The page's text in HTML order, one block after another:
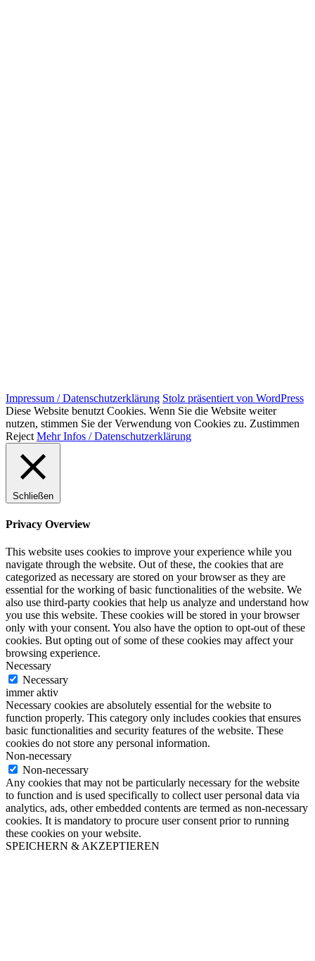
Impressum / Datenschutzerklärung Stolz präsentiert von WordPress
Diese Website benutzt Cookies. Wenn Sie die Website weiter
nutzen, stimmen Sie der Verwendung von Cookies zu. Zustimmen
Reject Mehr Infos / Datenschutzerklärung
Schließen
Privacy Overview
This website uses cookies to improve your experience while you
navigate through the website. Out of these, the cookies that are
categorized as necessary are stored on your browser as they are
essential for the working of basic functionalities of the website. We
also use third-party cookies that help us analyze and understand how
you use this website. These cookies will be stored in your browser
only with your consent. You also have the option to opt-out of these
cookies. But opting out of some of these cookies may affect your
browsing experience.
Necessary
Necessary
immer aktiv
Necessary cookies are absolutely essential for the website to
function properly. This category only includes cookies that ensures
basic functionalities and security features of the website. These
cookies do not store any personal information.
Non-necessary
Non-necessary
Any cookies that may not be particularly necessary for the website
to function and is used specifically to collect user personal data via
analytics, ads, other embedded contents are termed as non-necessary
cookies. It is mandatory to procure user consent prior to running
these cookies on your website.
SPEICHERN & AKZEPTIEREN